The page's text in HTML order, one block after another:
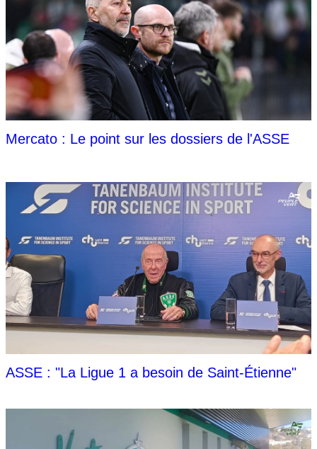
Mercato : Le point sur les dossiers de l'ASSE
ASSE : "La Ligue 1 a besoin de Saint-Étienne"